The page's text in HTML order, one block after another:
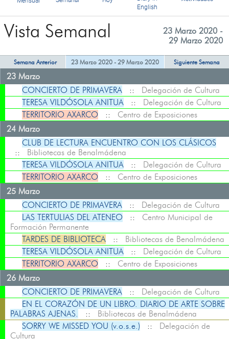
English
Vista Semanal
23 Marzo 2020 -
29 Marzo 2020
Semana Anterior 23 Marzo 2020 - 29 Marzo 2020 Siguiente Semana
23 Marzo
CONCIERTO DE PRIMAVERA :: Delegación de Cultura
TERESA VILDÓSOLA ANITUA :: Delegación de Cultura
TERRITORIO AXARCO :: Centro de Exposiciones
24 Marzo
CLUB DE LECTURA ENCUENTRO CON LOS CLÁSICOS
:: Bibliotecas de Benalmádena
TERESA VILDÓSOLA ANITUA :: Delegación de Cultura
TERRITORIO AXARCO :: Centro de Exposiciones
25 Marzo
CONCIERTO DE PRIMAVERA :: Delegación de Cultura
LAS TERTULIAS DEL ATENEO :: Centro Municipal de
Formación Permanente
TARDES DE BIBLIOTECA :: Bibliotecas de Benalmádena
TERESA VILDÓSOLA ANITUA :: Delegación de Cultura
TERRITORIO AXARCO :: Centro de Exposiciones
26 Marzo
CONCIERTO DE PRIMAVERA :: Delegación de Cultura
EN EL CORAZÓN DE UN LIBRO. DIARIO DE ARTE SOBRE
PALABRAS AJENAS.
:: Bibliotecas de Benalmádena
SORRY WE MISSED YOU (v.o.s.e.) :: Delegación de
Cultura